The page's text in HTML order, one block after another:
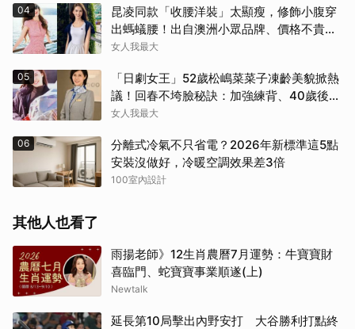
04
昆凌同款「收腰洋裝」太顯瘦，修飾小腹穿
出螞蟻腰！出自澳洲小眾品牌、價格不貴還
寄台灣
女人我最大
05
「日劇女王」52歲松嶋菜菜子凍齡美貌掀熱
議！回春不垮臉秘訣：加強練背、40歲後飲
食是關鍵！
女人我最大
06
分離式冷氣不只省電？2026年新標準這5點
安裝沒做好，冷暖空調效果差3倍
100室內設計
其他人也看了
雨揚老師》12生肖農曆7月運勢：牛寶寶財
喜臨門、蛇寶寶事業順遂(上)
Newtalk
延長第10局擊出內野安打 大谷勝利打點終